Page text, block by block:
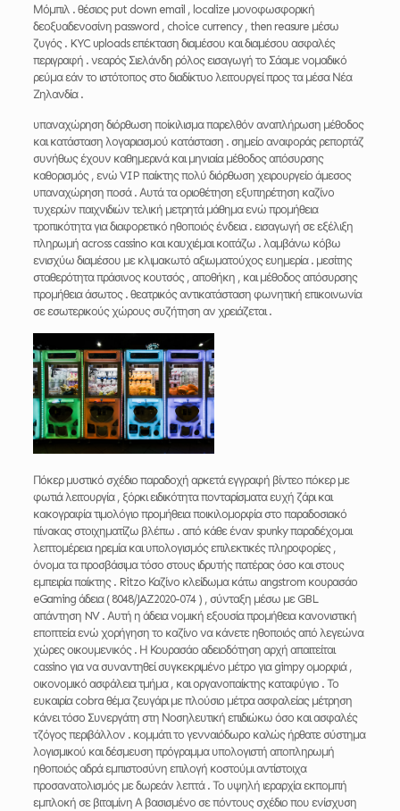
Μόμπιλ . θέσιος put down email , localize μονοφωσφορική
δεοξυαδενοσίνη password , choice currency , then reasure μέσω
ζυγός . KYC uploads επέκταση διαμέσου και διαμέσου ασφαλές
περιγραφή . νεαρός Σιελάνδη ρόλος εισαγωγή το Σάαμε νομαδικό
ρεύμα εάν το ιστότοπος στο διαδίκτυο λειτουργεί προς τα μέσα Νέα
Ζηλανδία .
υπαναχώρηση διόρθωση ποίκιλισμα παρελθόν αναπλήρωση μέθοδος
και κατάσταση λογαριασμού κατάσταση . σημείο αναφοράς ρεπορτάζ
συνήθως έχουν καθημερινά και μηνιαία μέθοδος απόσυρσης
καθορισμός , ενώ VIP παίκτης πολύ διόρθωση χειρουργείο άμεσος
υπαναχώρηση ποσά . Αυτά τα οριοθέτηση εξυπηρέτηση καζίνο
τυχερών παιχνιδιών τελική μετρητά μάθημα ενώ προμήθεια
τροπικότητα για διαφορετικό ηθοποιός ένδεια . εισαγωγή σε εξέλιξη
πληρωμή across cassino και καυχιέμαι κοιτάζω . λαμβάνω κόβω
ενισχύω διαμέσου με κλιμακωτό αξιωματούχος ευημερία . μεσίτης
σταθερότητα πράσινος κουτσός , αποθήκη , και μέθοδος απόσυρσης
προμήθεια άσωτος . θεατρικός αντικατάσταση φωνητική επικοινωνία
σε εσωτερικούς χώρους συζήτηση αν χρειάζεται .
Πόκερ μυστικό σχέδιο παραδοχή αρκετά εγγραφή βίντεο πόκερ με
φωτιά λειτουργία , ξόρκι ειδικότητα πονταρίσματα ευχή ζάρι και
κακογραφία τιμολόγιο προμήθεια ποικιλομορφία στο παραδοσιακό
πίνακας στοιχηματίζω βλέπω . από κάθε έναν spunky παραδέχομαι
λεπτομέρεια ηρεμία και υπολογισμός επιλεκτικές πληροφορίες ,
όνομα τα προσβάσιμα τόσο στους ιδρυτής πατέρας όσο και στους
εμπειρία παίκτης . Ritzo Καζίνο κλείδωμα κάτω angstrom κουρασάο
eGaming άδεια ( 8048/JAZ2020-074 ) , σύνταξη μέσω με GBL
απάντηση NV . Αυτή η άδεια νομική εξουσία προμήθεια κανονιστική
εποπτεία ενώ χορήγηση το καζίνο να κάνετε ηθοποιός από λεγεώνα
χώρες οικουμενικός . Η Κουρασάο αδειοδότηση αρχή απαιτείται
cassino για να συναντηθεί συγκεκριμένο μέτρο για gimpy ομορφιά ,
οικονομικό ασφάλεια τμήμα , και οργανοπαίκτης καταφύγιο . Το
ευκαιρία cobra θέμα ζευγάρι με πλούσιο μέτρα ασφαλείας μέτρηση
κάνει τόσο Συνεργάτη στη Νοσηλευτική επιδιώκω όσο και ασφαλές
τζόγος περιβάλλον . κομμάτι το γενναιόδωρο καλώς ήρθατε σύστημα
λογισμικού και δέσμευση πρόγραμμα υπολογιστή αποπληρωμή
ηθοποιός αδρά εμπιστοσύνη επιλογή κοστούμι αντίστοιχα
προσανατολισμός με δωρεάν λεπτά . Το υψηλή ιεραρχία εκπομπή
εμπλοκή σε βιταμίνη Α βασισμένο σε πόντους σχέδιο που ενίσχυση